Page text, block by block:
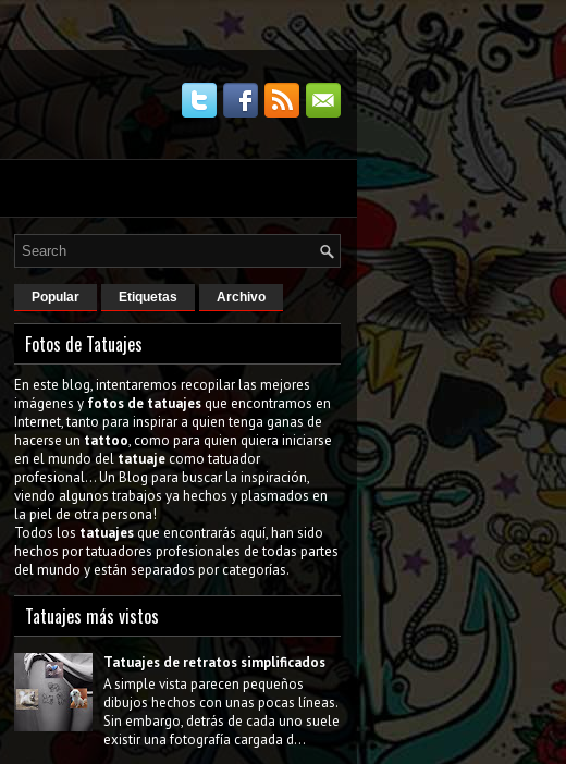
Popular Etiquetas Archivo
Fotos de Tatuajes
En este blog, intentaremos recopilar las mejores
imágenes y fotos de tatuajesque encontramos en
Internet, tanto para inspirar a quien tenga ganas de
hacerse un tattoo, como para quien quiera iniciarse
en el mundo del tatuajecomo tatuador
profesional... Un Blog para buscar la inspiración,
viendo algunos trabajos ya hechos y plasmados en
la piel de otra persona!
Todos los tatuajesque encontrarás aquí, han sido
hechos por tatuadores profesionales de todas partes
del mundo y están separados por categorías.
Tatuajes más vistos
Tatuajes de retratos simplificados
A simple vista parecen pequeños
dibujos hechos con unas pocas líneas.
Sin embargo, detrás de cada uno suele
existir una fotografía cargada d...